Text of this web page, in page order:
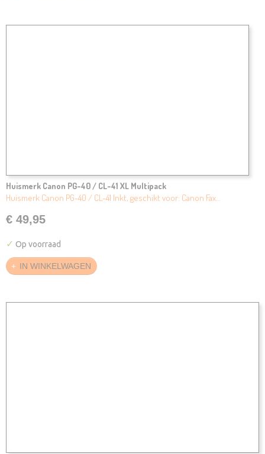
Huismerk Canon PG-40 / CL-41 XL Multipack
Huismerk Canon PG-40 / CL-41 Inkt, geschikt voor: Canon Fax…
€ 49,95
✓ Op voorraad
IN WINKELWAGEN